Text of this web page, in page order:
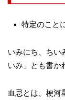
特定のこと
いみにち、ちい
いみ」とも書か
血忌とは、梗河